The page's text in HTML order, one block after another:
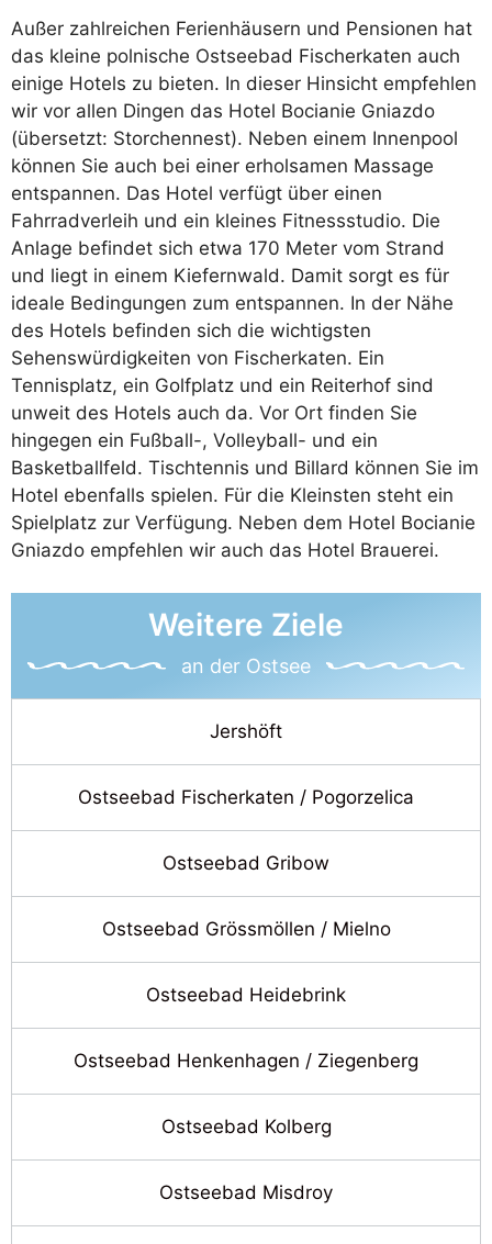
Außer zahlreichen Ferienhäusern und Pensionen hat
das kleine polnische Ostseebad Fischerkaten auch
einige Hotels zu bieten. In dieser Hinsicht empfehlen
wir vor allen Dingen das Hotel Bocianie Gniazdo
(übersetzt: Storchennest). Neben einem Innenpool
können Sie auch bei einer erholsamen Massage
entspannen. Das Hotel verfügt über einen
Fahrradverleih und ein kleines Fitnessstudio. Die
Anlage befindet sich etwa 170 Meter vom Strand
und liegt in einem Kiefernwald. Damit sorgt es für
ideale Bedingungen zum entspannen. In der Nähe
des Hotels befinden sich die wichtigsten
Sehenswürdigkeiten von Fischerkaten. Ein
Tennisplatz, ein Golfplatz und ein Reiterhof sind
unweit des Hotels auch da. Vor Ort finden Sie
hingegen ein Fußball-, Volleyball- und ein
Basketballfeld. Tischtennis und Billard können Sie im
Hotel ebenfalls spielen. Für die Kleinsten steht ein
Spielplatz zur Verfügung. Neben dem Hotel Bocianie
Gniazdo empfehlen wir auch das Hotel Brauerei.
Weitere Ziele
an der Ostsee
Jershöft
Ostseebad Fischerkaten / Pogorzelica
Ostseebad Gribow
Ostseebad Grössmöllen / Mielno
Ostseebad Heidebrink
Ostseebad Henkenhagen / Ziegenberg
Ostseebad Kolberg
Ostseebad Misdroy